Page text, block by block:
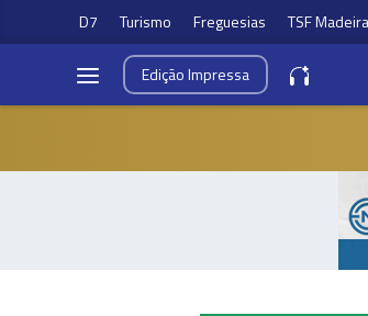
D7 Turismo Freguesias TSF Madeira
EdiçãoImpressa